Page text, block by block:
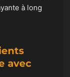
à long
avec